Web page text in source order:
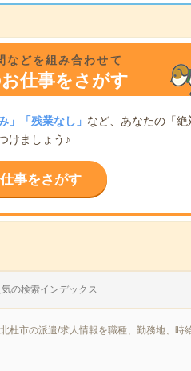
などを組み合わせて
仕事をさがす
」「残業なし」 など、あなたの「絶
けましょう♪
事をさがす
気の検索インデックス
市の派遣/求人情報を職種、勤務地、時